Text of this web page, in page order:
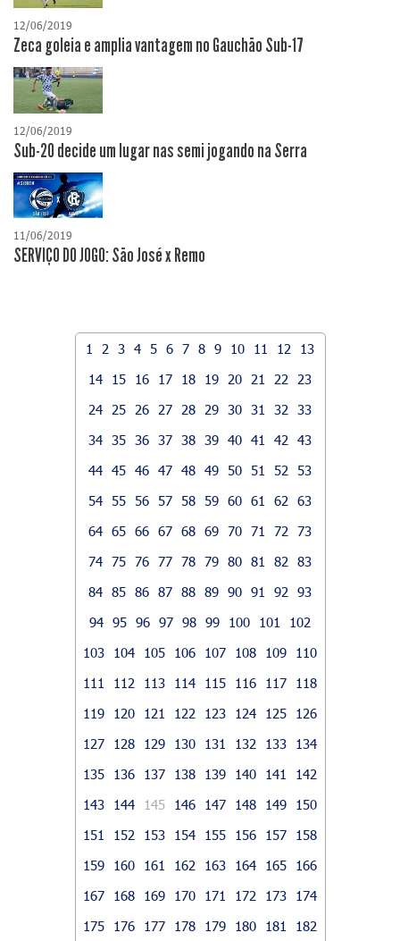
12/06/2019
Zeca goleia e amplia vantagem no Gauchão Sub-17
12/06/2019
Sub-20 decide um lugar nas semi jogando na Serra
11/06/2019
SERVIÇO DO JOGO: São José x Remo
1 2 3 4 5 6 7 8 9 10 11 12
13
14
15 16 17 18 19 20 21 22
23
24
25 26 27 28 29 30 31 32
33
34 35 36 37 38 39 40 41 42
43
44 45 46 47 48 49 50 51 52
53
54 55 56 57 58 59 60 61 62
63
64 65 66 67 68 69 70 71 72
73
74 75 76 77 78 79 80 81 82
83
84 85 86 87 88 89 90 91 92
93
94 95 96 97 98 99 100 101
102
103
104 105 106 107 108 109
110
111
112 113 114 115 116 117
118
119
120 121 122 123 124 125
126
127
128 129 130 131 132 133
134
135
136 137 138 139 140 141
142
143
144 145 146 147 148 149
150
151
152 153 154 155 156 157
158
159
160 161 162 163 164 165
166
167
168 169 170 171 172 173
174
175
176 177 178 179 180 181
182